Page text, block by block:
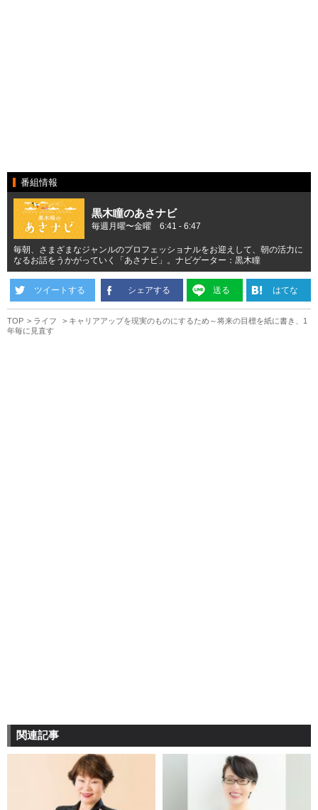
番組情報
黒木瞳のあさナビ
毎週月曜〜金曜 6:41 - 6:47
毎朝、さまざまなジャンルのプロフェッショナルをお迎えして、朝の活力に
なるお話をうかがっていく「あさナビ」。ナビゲーター：黒木瞳
ツイートする シェアする 送る はてな
TOP ライフ
キャリアアップを現実のものにするため～将来の目標を紙に書き、1
年毎に見直す
関連記事